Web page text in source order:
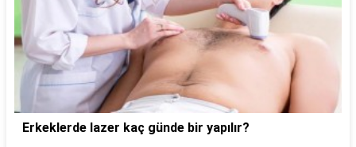
Erkeklerde lazer kaç günde bir yapılır?